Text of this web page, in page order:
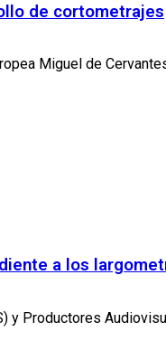
de cortometrajes
Miguel de
a los
y Productores